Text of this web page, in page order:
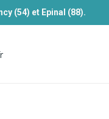
(54) et Epinal (88).